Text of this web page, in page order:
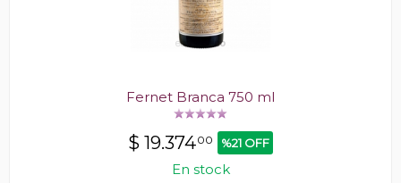
Fernet Branca 750 ml
$ 19.37400 %21 OFF
En stock